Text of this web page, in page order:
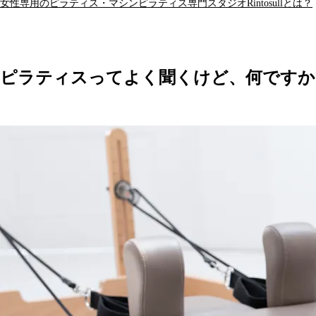
女性専用のピラティス・マシンピラティス専門スタジオRintosullとは？
ピラティスってよく聞くけど、何です